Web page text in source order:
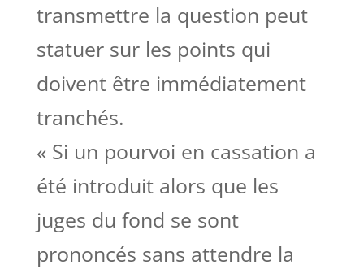
transmettre la question peut
statuer sur les points qui
doivent être immédiatement
tranchés.
« Si un pourvoi en cassation a
été introduit alors que les
juges du fond se sont
prononcés sans attendre la